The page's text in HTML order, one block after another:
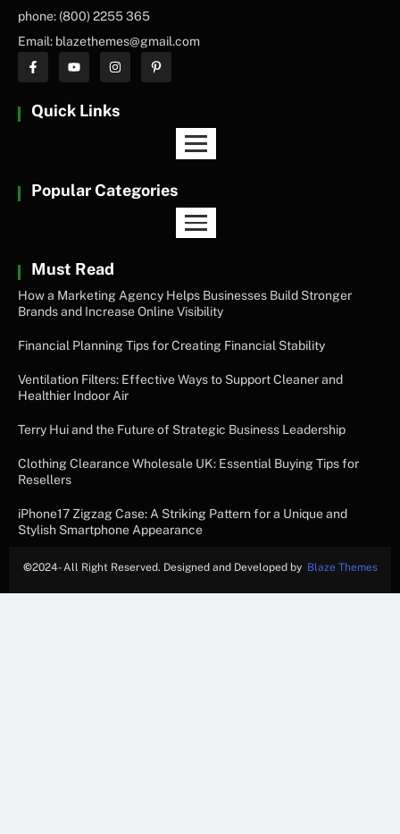
phone: (800) 2255 365
Email: blazethemes@gmail.com
Quick Links
Popular Categories
Must Read
How a Marketing Agency Helps Businesses Build Stronger
Brands and Increase Online Visibility
Financial Planning Tips for Creating Financial Stability
Ventilation Filters: Effective Ways to Support Cleaner and
Healthier Indoor Air
Terry Hui and the Future of Strategic Business Leadership
Clothing Clearance Wholesale UK: Essential Buying Tips for
Resellers
iPhone17 Zigzag Case: A Striking Pattern for a Unique and
Stylish Smartphone Appearance
©2024- All Right Reserved. Designed and Developed by Blaze Themes